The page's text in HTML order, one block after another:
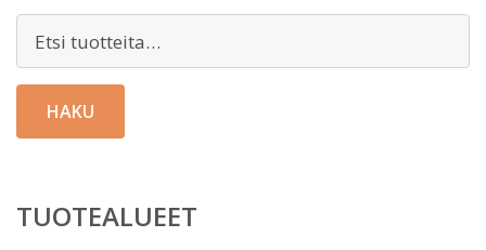
HAKU
TUOTEALUEET